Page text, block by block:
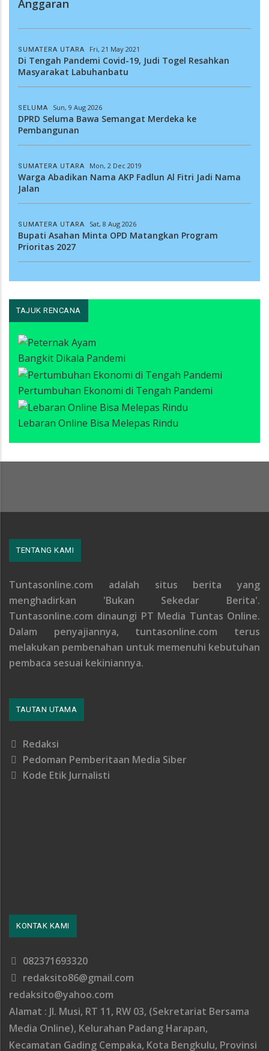
Anggaran
SUMATERA UTARA Fri, 21 May 2021
Di Tengah Pandemi Covid-19, Judi Togel Resahkan
Masyarakat Labuhanbatu
SELUMA Sun, 9 Aug 2026
DPRD Seluma Bawa Semangat Merdeka ke
Pembangunan
SUMATERA UTARA Mon, 2 Dec 2019
Warga Abadikan Nama AKP Fadlun Al Fitri Jadi Nama
Jalan
SUMATERA UTARA Sat, 8 Aug 2026
Bupati Asahan Minta OPD Matangkan Program
Prioritas 2027
TAJUK RENCANA
Bangkit Dikala Pandemi
Pertumbuhan Ekonomi di Tengah Pandemi
Lebaran Online Bisa Melepas Rindu
TENTANG KAMI
Tuntasonline.com adalah situs berita yang
menghadirkan 'Bukan Sekedar Berita'.
Tuntasonline.com dinaungi PT Media Tuntas Online.
Dalam penyajiannya, tuntasonline.com terus
melakukan pembenahan untuk memenuhi kebutuhan
pembaca sesuai kekiniannya.
TAUTAN UTAMA
Redaksi
Pedoman Pemberitaan Media Siber
Kode Etik Jurnalisti
KONTAK KAMI
082371693320
redaksito86@gmail.com
redaksito@yahoo.com
Alamat : Jl. Musi, RT 11, RW 03, (Sekretariat Bersama
Media Online), Kelurahan Padang Harapan,
Kecamatan Gading Cempaka, Kota Bengkulu, Provinsi